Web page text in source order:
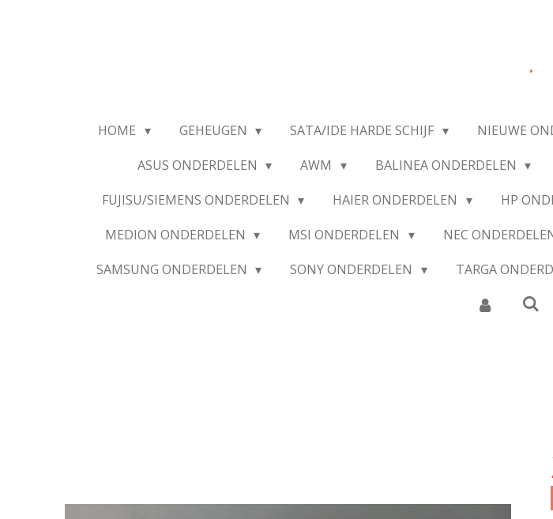
.
HOME GEHEUGEN SATA/IDE HARDE SCHIJF NIEUWE
ASUS ONDERDELEN
AWM BALINEA ONDERDELEN
FUJISU/SIEMENS ONDERDELEN
HAIER ONDERDELEN HP
MEDION ONDERDELEN
MSI ONDERDELEN NEC
SAMSUNG ONDERDELEN
SONY ONDERDELEN TARGA